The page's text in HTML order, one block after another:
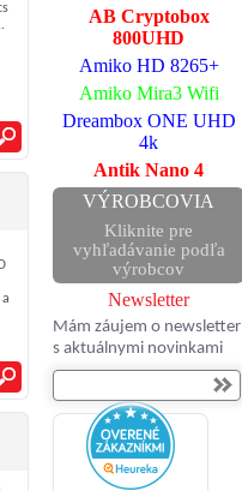
AB Cryptobox
800UHD
Amiko HD 8265+
Amiko Mira3 Wifi
Dreambox ONE UHD
4k
Antik Nano 4
VÝROBCOVIA
Kliknite pre
vyhľadávanie podľa
výrobcov
Newsletter
Mám záujem o newsletter
s aktuálnymi novinkami